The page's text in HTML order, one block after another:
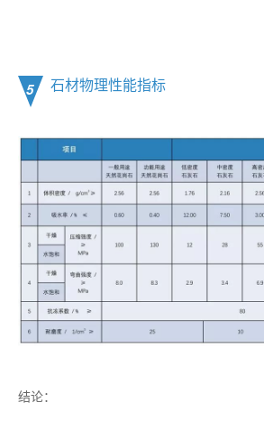
5 石材物理性能指标
结论：